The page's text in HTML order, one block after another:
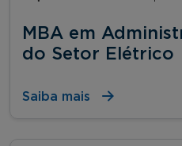
MBA em
do Setor Elétrico
Saiba mais